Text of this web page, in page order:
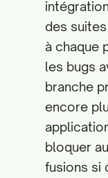
des
à chaque
les bugs
branche
encore
bloquer
fusions si